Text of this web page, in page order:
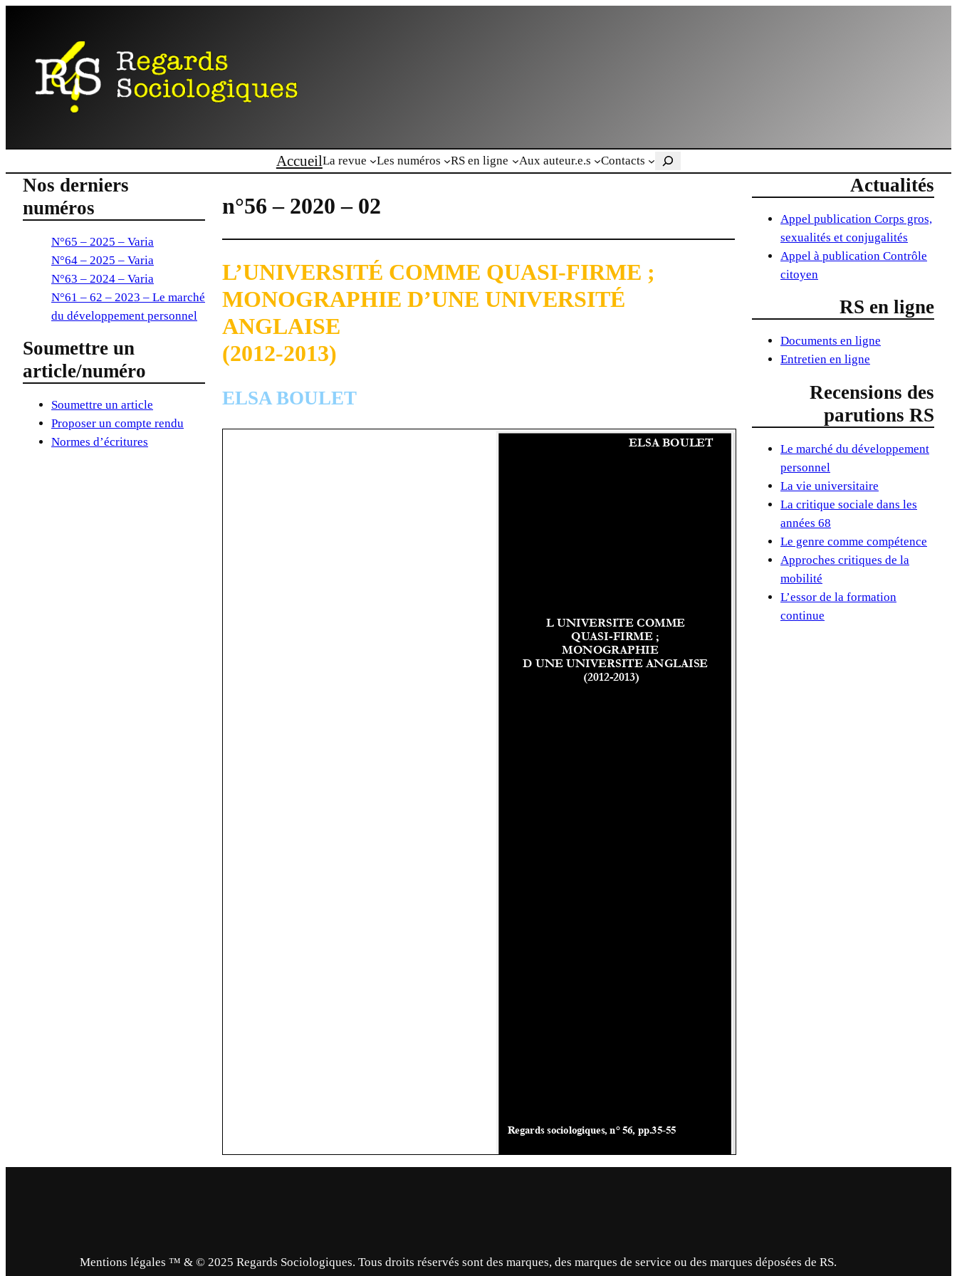
AccueilLa revue Les numéros RS en ligne Aux auteur.e.s Contacts Rechercher
Nos derniers
numéros
N°65 – 2025 – Varia
N°64 – 2025 – Varia
N°63 – 2024 – Varia
N°61 – 62 – 2023 – Le marché
du développement personnel
Soumettre un
article/numéro
Soumettre un article
Proposer un compte rendu
Normes d’écritures
n°56 – 2020 – 02
L’UNIVERSITÉ COMME QUASI-FIRME ;
MONOGRAPHIE D’UNE UNIVERSITÉ
ANGLAISE
(2012-2013)
ELSA BOULET
Actualités
Appel publication Corps gros,
sexualités et conjugalités
Appel à publication Contrôle
citoyen
RS en ligne
Documents en ligne
Entretien en ligne
Recensions des
parutions RS
Le marché du développement
personnel
La vie universitaire
La critique sociale dans les
années 68
Le genre comme compétence
Approches critiques de la
mobilité
L’essor de la formation
continue
Mentions légales ™ & © 2025 Regards Sociologiques. Tous droits réservés sont des marques, des marques de service ou des marques déposées de RS.